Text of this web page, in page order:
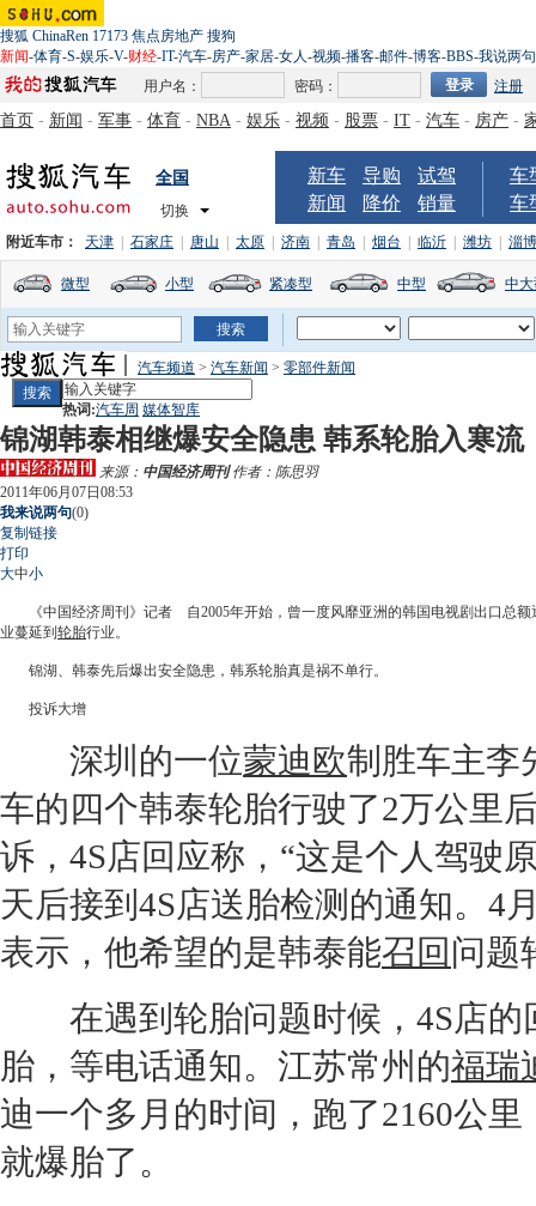
搜狐 ChinaRen 17173 焦点房地产 搜狗
新闻-体育-S-娱乐-V-财经-IT-汽车-房产-家居-女人-视频-播客-邮件-博客-BBS-我说两句
用户名：
密码： 注册
首页 - 新闻 - 军事 - 体育 - NBA - 娱乐 - 视频 - 股票 - IT - 汽车 - 房产 -
全国
切换
新车 导购
试驾
新闻
降价 销量
车
车
附近车市： 天津 石家庄 唐山 太原 济南 青岛 烟台 临沂 潍坊 淄博
微型 小型 紧凑型 中型 中
汽车频道 > 汽车新闻 > 零部件新闻
热词:汽车周 媒体智库
锦湖韩泰相继爆安全隐患 韩系轮胎入寒流
来源： 中国经济周刊作者：陈思羽
2011年06月07日08:53
我来说两句(0)
复制链接
打印
大中小
《中国经济周刊》记者 自2005年开始，曾一度风靡亚洲的韩国电视剧出口总额
业蔓延到 轮胎行业。
锦湖、韩泰先后爆出安全隐患，韩系轮胎真是祸不单行。
投诉大增
深圳的一位蒙迪欧制胜车主李
车的四个韩泰轮胎行驶了2万公里
诉， 4S店回应称，“这是个人驾驶
天后接到 4S店送胎检测的通知。4
表示，他希望的是韩泰能召回 问题
在遇到 轮胎问题时候， 4S店的
胎，等电话通知。江苏常州的福瑞
迪一个多月的时间，跑了2160公
就爆胎了。